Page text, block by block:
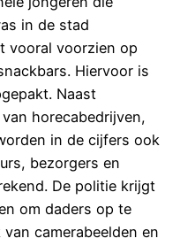
in de stad
vooral voorzien op
Hiervoor is
Naast
horecabedrijven,
in de cijfers ook
bezorgers en
De politie krijgt
om daders op te
camerabeelden en